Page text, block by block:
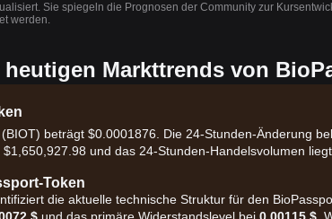
Sie spiegeln die Prognosen der Community zur
werden.
Markttrends von
beträgt $0.0001876. Die 24-Stunden-Änderung
und das 24-Stunden-Handelsvolumen
Token
die aktuelle technische Struktur für den